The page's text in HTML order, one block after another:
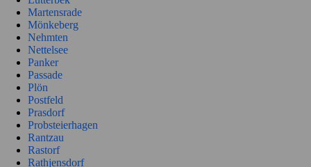
Martensrade
Mönkeberg
Nehmten
Nettelsee
Panker
Passade
Plön
Postfeld
Prasdorf
Probsteierhagen
Rantzau
Rastorf
Rathjensdorf